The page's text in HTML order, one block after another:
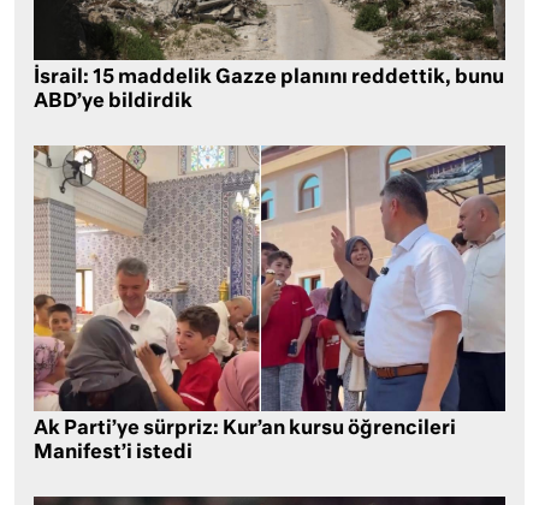
İsrail: 15 maddelik Gazze planını reddettik, bunu
ABD’ye bildirdik
Ak Parti’ye sürpriz: Kur’an kursu öğrencileri
Manifest’i istedi